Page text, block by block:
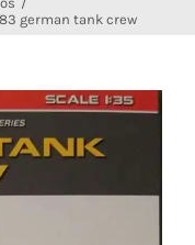
german tank crew